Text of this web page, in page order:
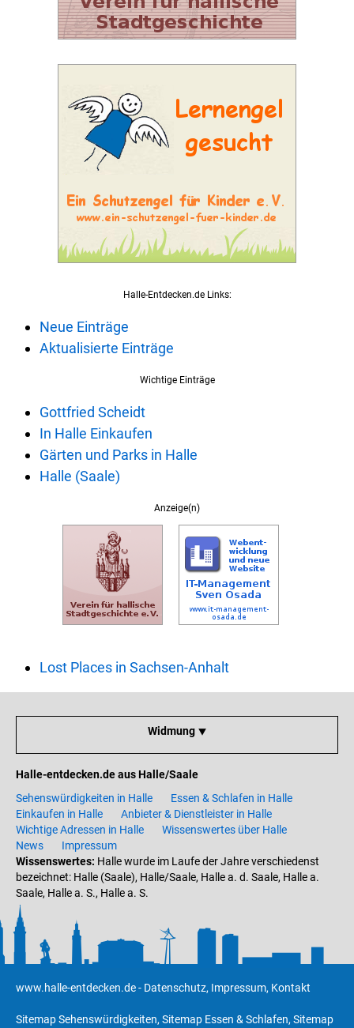
Halle-Entdecken.de Links:
Neue Einträge
Aktualisierte Einträge
Wichtige Einträge
Gottfried Scheidt
In Halle Einkaufen
Gärten und Parks in Halle
Halle (Saale)
Anzeige(n)
Lost Places in Sachsen-Anhalt
Widmung ⯆
Halle-entdecken.de aus Halle/Saale
Sehenswürdigkeiten in Halle
Essen & Schlafen in Halle
Einkaufen in Halle
Anbieter & Dienstleister in Halle
Wichtige Adressen in Halle
Wissenswertes über Halle
News
Impressum
Wissenswertes: Halle wurde im Laufe der Jahre verschiedenst
bezeichnet: Halle (Saale), Halle/Saale, Halle a. d. Saale, Halle a.
Saale, Halle a. S., Halle a. S.
www.halle-entdecken.de- Datenschutz, Impressum, Kontakt
Sitemap Sehenswürdigkeiten, Sitemap Essen & Schlafen, Sitemap